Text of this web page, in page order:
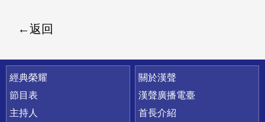
返回
快速連結
經典榮耀
節目表
主持人
關於漢聲
漢聲廣播電臺
首長介紹